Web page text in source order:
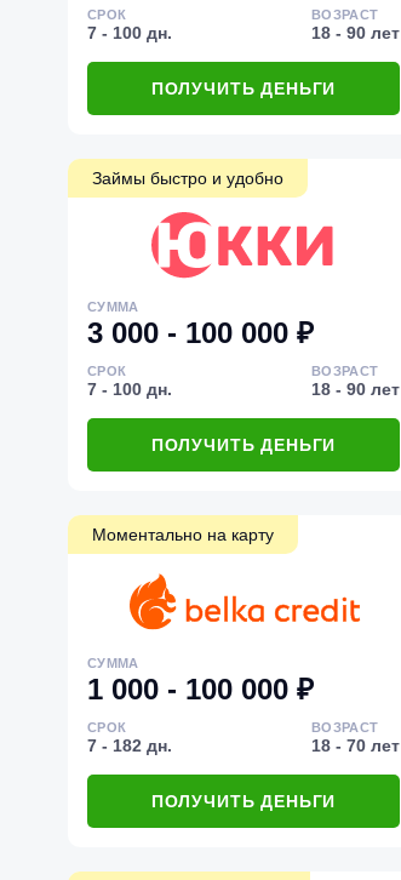
СРОК
7 - 100 дн.
ВОЗРАСТ
18 - 90 лет
ПОЛУЧИТЬ ДЕНЬГИ
Займы быстро и удобно
СУММА
3 000 - 100 000 ₽
СРОК
7 - 100 дн.
ВОЗРАСТ
18 - 90 лет
ПОЛУЧИТЬ ДЕНЬГИ
Моментально на карту
СУММА
1 000 - 100 000 ₽
СРОК
7 - 182 дн.
ВОЗРАСТ
18 - 70 лет
ПОЛУЧИТЬ ДЕНЬГИ